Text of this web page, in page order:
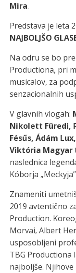
Mira.
Predstava je leta
NAJBOLJŠO
Na odru se bo
Productiona, pri
musicalov, za
senzacionalnih
V glavnih vlogah:
Nikolett Füredi,
Fésűs, Ádám
Viktória Magyar
naslednica
Kóborja
Znameniti
2019 avtentično
Production.
Morvai, Albert
usposobljeni
TBG Productiona
najboljše.